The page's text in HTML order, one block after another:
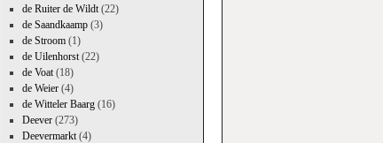
de Ruiter de Wildt(22)
de Saandkaamp(3)
de Stroom(1)
de Uilenhorst(22)
de Voat(18)
de Weier(4)
de Witteler Baarg(16)
Deever(273)
Deevermarkt(4)